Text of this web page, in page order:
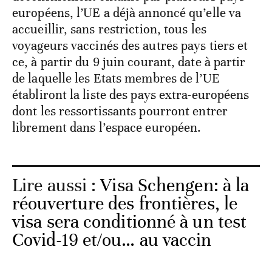
européens, l’UE a déjà annoncé qu’elle va
accueillir, sans restriction, tous les
voyageurs vaccinés des autres pays tiers et
ce, à partir du 9 juin courant, date à partir
de laquelle les Etats membres de l’UE
établiront la liste des pays extra-européens
dont les ressortissants pourront entrer
librement dans l’espace européen.
Lire aussi :Visa Schengen: à la
réouverture des frontières, le
visa sera conditionné à un test
Covid-19 et/ou… au vaccin